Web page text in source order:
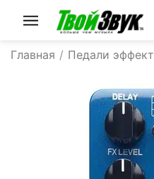
Главная / Педали